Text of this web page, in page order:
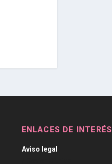
ENLACES DE INTERÉS
Aviso legal